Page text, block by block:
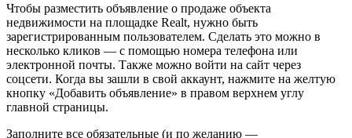
Чтобы разместить объявление о продаже объекта
недвижимости на площадке Realt, нужно быть
зарегистрированным пользователем. Сделать это можно в
несколько кликов — с помощью номера телефона или
электронной почты. Также можно войти на сайт через
соцсети. Когда вы зашли в свой аккаунт, нажмите на желтую
кнопку «Добавить объявление» в правом верхнем углу
главной страницы.
Заполните все обязательные (и по желанию —